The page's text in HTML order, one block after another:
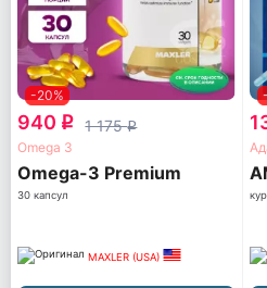
-20%
940 q 1 175q
Omega 3
Omega-3 Premium
30 капсул
MAXLER (USA)